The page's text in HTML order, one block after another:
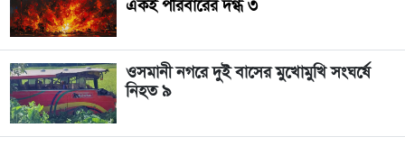
একই পরিবারের দগ্ধ ৩
ওসমানী নগরে দুই বাসের মুখোমুখি সংঘর্ষে
নিহত ৯